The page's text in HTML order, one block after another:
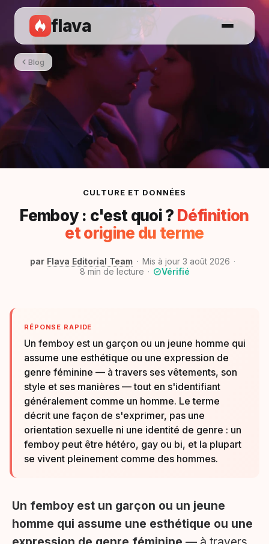
Blog
flava
CULTURE ET DONNÉES
Femboy : c'est quoi ? Définition
et origine du terme
par Flava Editorial Team
Mis à jour 3 août 2026
8 min de lecture Vérifié
RÉPONSE RAPIDE
Un femboy est un garçon ou un jeune homme qui
assume une esthétique ou une expression de
genre féminine — à travers ses vêtements, son
style et ses manières — tout en s'identifiant
généralement comme un homme. Le terme
décrit une façon de s'exprimer, pas une
orientation sexuelle ni une identité de genre : un
femboy peut être hétéro, gay ou bi, et la plupart
se vivent pleinement comme des hommes.
Un femboy est un garçon ou un jeune
homme qui assume une esthétique ou une